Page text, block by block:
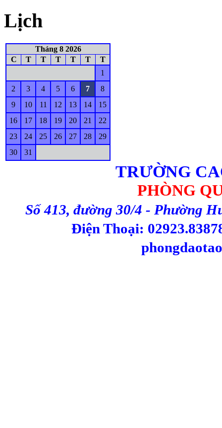
Lịch
Tháng 8 2026
C
T T T T T
T
1
2
3 4 5 6 7
8
9
10 11 12 13 14
15
16
17 18 19 20 21
22
23
24 25 26 27 28
29
30
31
TRƯỜNG
PHÒNG
Số 413, đường 30/4 - Phường
Điện Thoại: